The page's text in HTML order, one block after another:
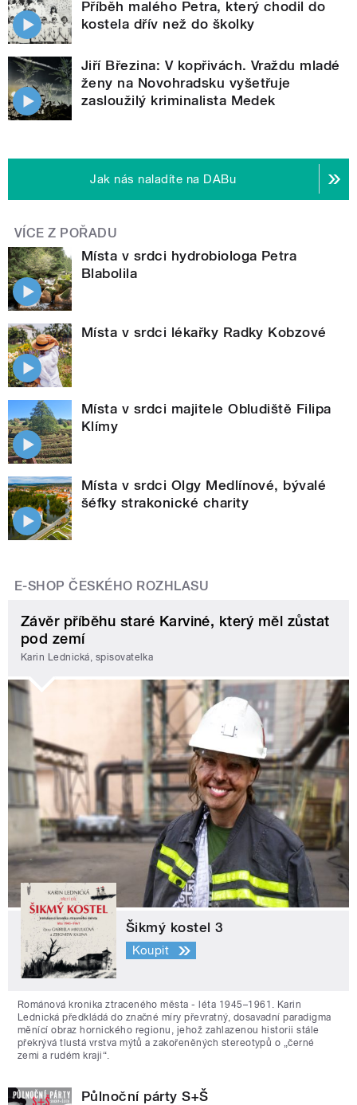
Příběh malého Petra, který chodil do
kostela dřív než do školky
Jiří Březina: V kopřivách. Vraždu mladé
ženy na Novohradsku vyšetřuje
zasloužilý kriminalista Medek
Jak nás naladíte na DABu
VÍCE Z POŘADU
Místa v srdci hydrobiologa Petra
Blabolila
Místa v srdci lékařky Radky Kobzové
Místa v srdci majitele Obludiště Filipa
Klímy
Místa v srdci Olgy Medlínové, bývalé
šéfky strakonické charity
E-SHOP ČESKÉHO ROZHLASU
Závěr příběhu staré Karviné, který měl zůstat
pod zemí
Karin Lednická, spisovatelka
Šikmý kostel 3
Koupit
Románová kronika ztraceného města - léta 1945–1961. Karin
Lednická předkládá do značné míry převratný, dosavadní paradigma
měnící obraz hornického regionu, jehož zahlazenou historii stále
překrývá tlustá vrstva mýtů a zakořeněných stereotypů o „černé
zemi a rudém kraji“.
Půlnoční párty S+Š